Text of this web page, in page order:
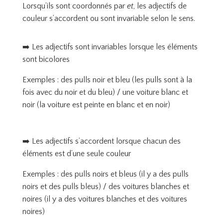
Lorsqu’ils sont coordonnés par et, les adjectifs de
couleur s’accordent ou sont invariable selon le sens.
➡️ Les adjectifs sont invariables lorsque les éléments
sont bicolores
Exemples : des pulls noir et bleu (les pulls sont à la
fois avec du noir et du bleu) / une voiture blanc et
noir (la voiture est peinte en blanc et en noir)
➡️ Les adjectifs s’accordent lorsque chacun des
éléments est d’une seule couleur
Exemples : des pulls noirs et bleus (il y a des pulls
noirs et des pulls bleus) / des voitures blanches et
noires (il y a des voitures blanches et des voitures
noires)